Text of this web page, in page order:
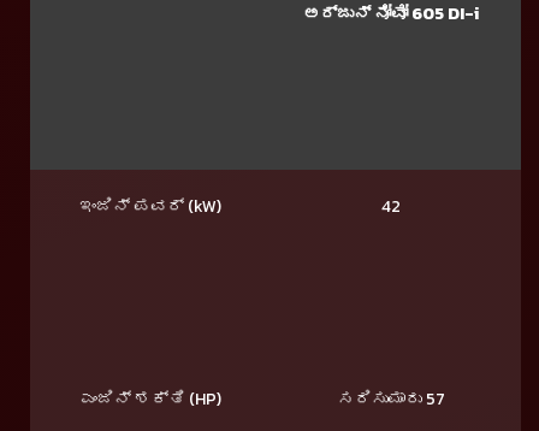
ಅರ್ಜುನ್ ನೋವೋ 605 DI-i
ಇಂಜಿನ್ ಪವರ್ (kW) 42
ಎಂಜಿನ್ ಶಕ್ತಿ (HP) ಸರಿಸುಮಾರು 57